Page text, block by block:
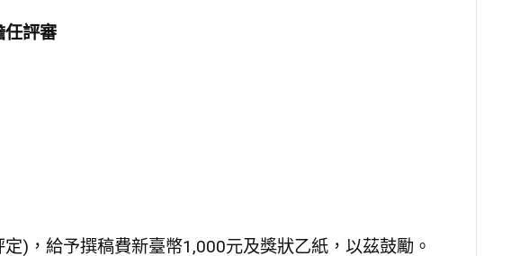
任評審
)，給予撰稿費新臺幣1,000元及獎狀乙紙，以茲鼓勵。